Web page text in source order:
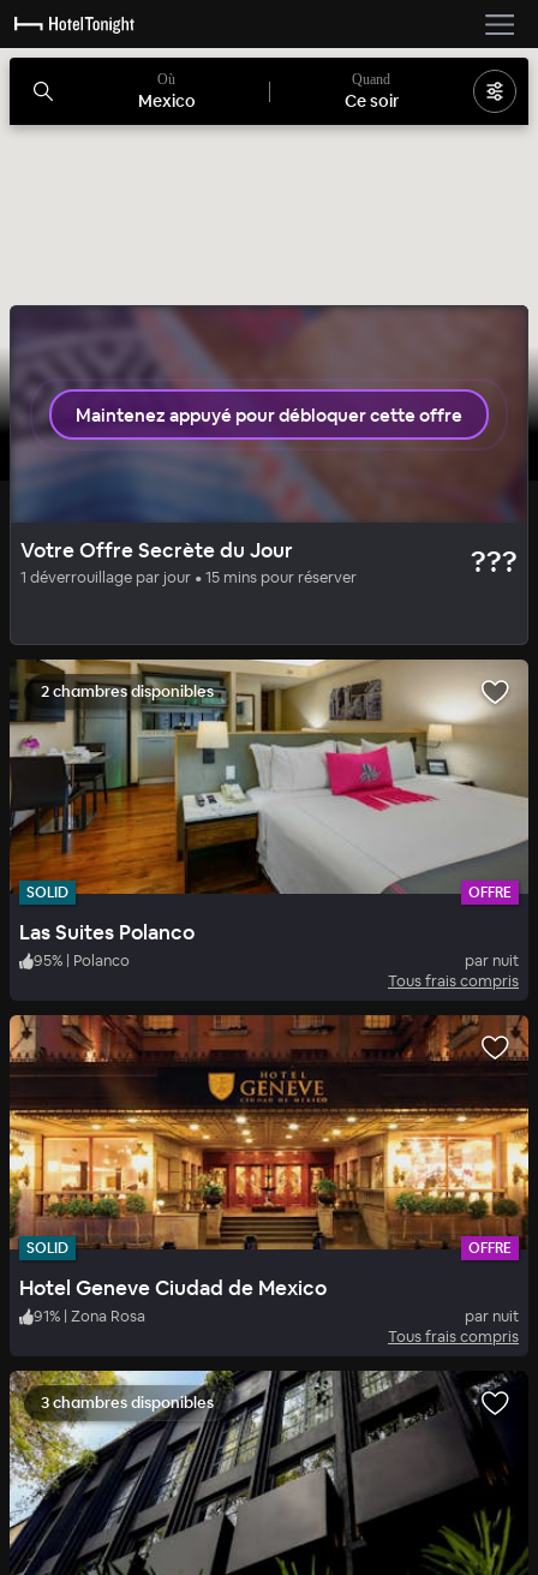
Où
Mexico
Quand
Ce soir
1 chambre disponible
District Polanco by Lumina
Maintenez appuyé pour débloquer cette offre
Votre Offre Secrète du Jour
1 déverrouillage par jour • 15 mins pour réserver ???
2 chambres disponibles
SOLID OFFRE
Las Suites Polanco
95% | Polanco
par nuit
Tous frais compris
SOLID OFFRE
Hotel Geneve Ciudad de Mexico
91% | Zona Rosa
par nuit
Tous frais compris
3 chambres disponibles